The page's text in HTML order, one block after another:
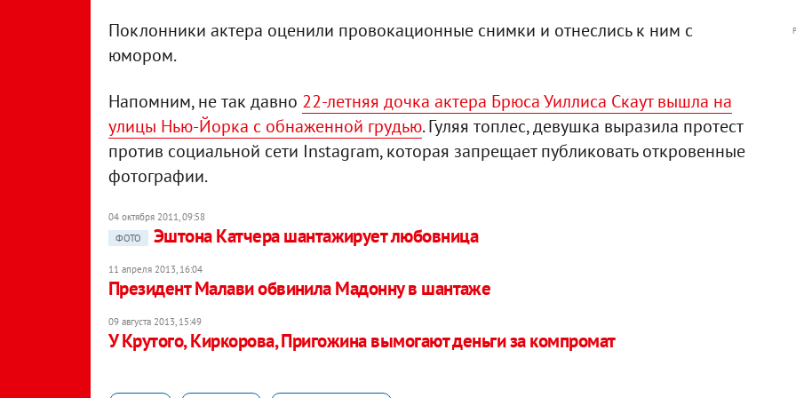
Поклонники актера оценили провокационные снимки и отнеслись к ним с
юмором.
Напомним, не так давно 22-летняя дочка актера Брюса Уиллиса Скаут вышла на
улицы Нью-Йорка с обнаженной грудью. Гуляя топлес, девушка выразила протест
против социальной сети Instagram, которая запрещает публиковать откровенные
фотографии.
04 октября 2011, 09:58
ФОТО
Эштона Катчера шантажирует любовница
11 апреля 2013, 16:04
Президент Малави обвинила Мадонну в шантаже
09 августа 2013, 15:49
У Крутого, Киркорова, Пригожина вымогают деньги за компромат